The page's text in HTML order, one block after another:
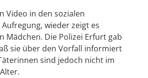
Video in den sozialen
wieder zeigt es
Mädchen. Die Polizei Erfurt gab
sie über den Vorfall informiert
sind jedoch nicht im